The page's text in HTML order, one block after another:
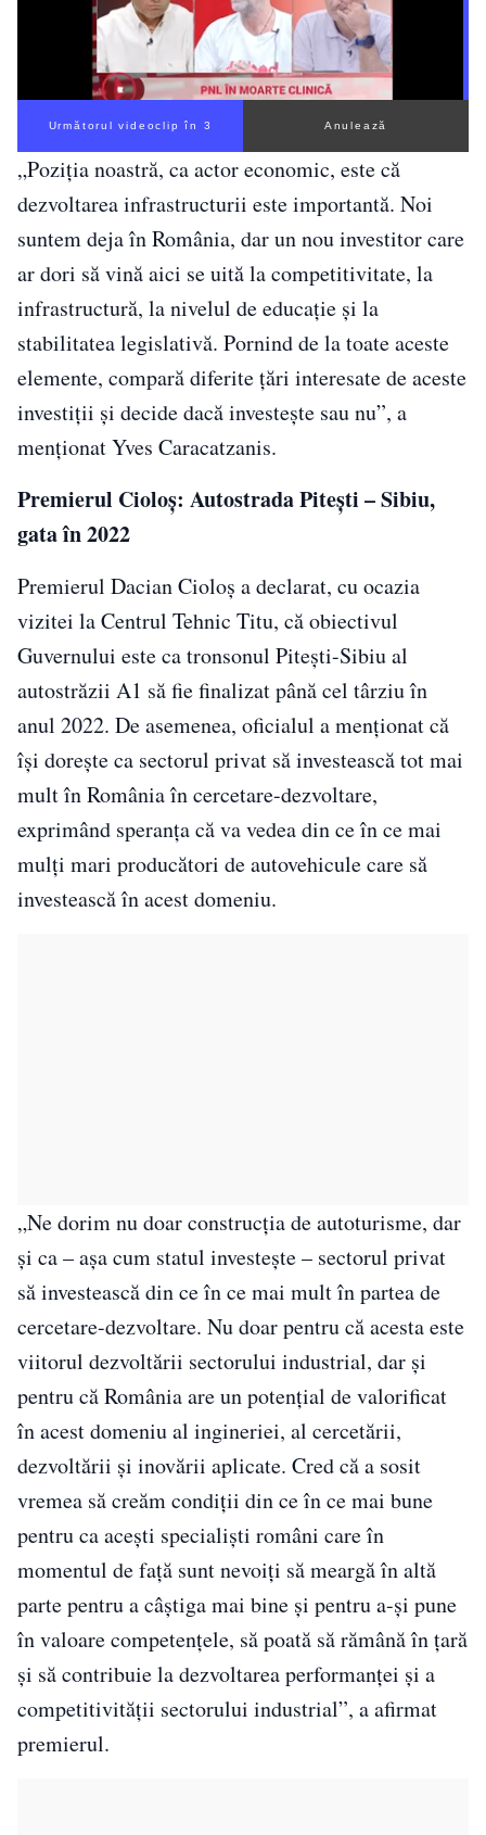
Următorul videoclip în 2 Anulează
„Poziţia noastră, ca actor economic, este că
dezvoltarea infrastructurii este importantă. Noi
suntem deja în România, dar un nou investitor care
ar dori să vină aici se uită la competitivitate, la
infrastructură, la nivelul de educaţie şi la
stabilitatea legislativă. Pornind de la toate aceste
elemente, compară diferite ţări interesate de aceste
investiţii şi decide dacă investește sau nu”, a
menționat Yves Caracatzanis.
Premierul Cioloș: Autostrada Pitești – Sibiu,
gata în 2022
Premierul Dacian Cioloş a declarat, cu ocazia
vizitei la Centrul Tehnic Titu, că obiectivul
Guvernului este ca tronsonul Piteşti-Sibiu al
autostrăzii A1 să fie finalizat până cel târziu în
anul 2022. De asemenea, oficialul a menționat că
îşi doreşte ca sectorul privat să investească tot mai
mult în România în cercetare-dezvoltare,
exprimând speranţa că va vedea din ce în ce mai
mulţi mari producători de autovehicule care să
investească în acest domeniu.
„Ne dorim nu doar construcţia de autoturisme, dar
şi ca – aşa cum statul investeşte – sectorul privat
să investească din ce în ce mai mult în partea de
cercetare-dezvoltare. Nu doar pentru că acesta este
viitorul dezvoltării sectorului industrial, dar şi
pentru că România are un potenţial de valorificat
în acest domeniu al ingineriei, al cercetării,
dezvoltării şi inovării aplicate. Cred că a sosit
vremea să creăm condiţii din ce în ce mai bune
pentru ca aceşti specialişti români care în
momentul de faţă sunt nevoiţi să meargă în altă
parte pentru a câştiga mai bine şi pentru a-şi pune
în valoare competenţele, să poată să rămână în ţară
şi să contribuie la dezvoltarea performanţei şi a
competitivităţii sectorului industrial”, a afirmat
premierul.